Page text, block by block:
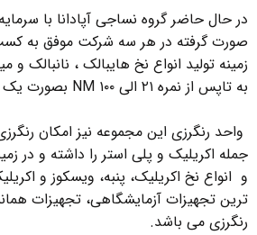
در حال حاضر گروه نساجی آپادانا با
صورت گرفته در هر سه شرکت موفق به
زمینه تولید انواع نخ هایبالک ، نانبالک
به تاپس از نمره ۲۱ الی ۱۰۰ NM بصورت یک لا و چند لا شده است.
واحد رنگرزی این مجموعه نیز امکان
و انواع نخ اکریلیک، پنبه، ویسکوز و
ترین تجهیزات آزمایشگاهی، تجهیزات
رنگرزی می باشد.